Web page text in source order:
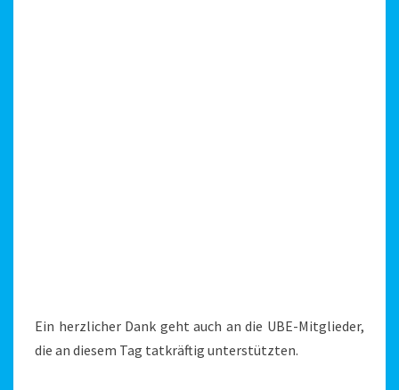
Ein herzlicher Dank geht auch an die UBE-Mitglieder,
die an diesem Tag tatkräftig unterstützten.